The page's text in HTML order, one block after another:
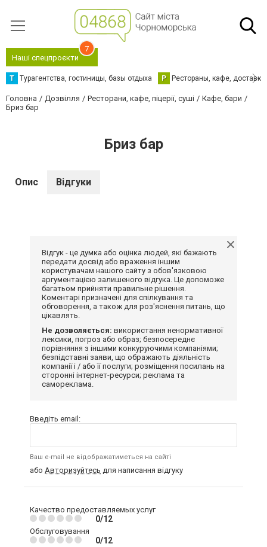
Наші спецпроєкти
7
Т Турагентства, гостиницы, базы отдыха Р Рестораны, кафе,
Головна Дозвілля Ресторани, кафе, піцерії, суші
Кафе, бари
Бриз бар
Бриз бар
Опис Відгуки
Відгук - це думка або оцінка людей, які бажають
передати досвід або враження іншим
користувачам нашого сайту з обов'язковою
аргументацією залишеного відгука. Це допоможе
багатьом прийняти правильне рішення.
Коментарі призначені для спілкування та
обговорення, а також для роз'яснення питань, що
цікавлять.
Не дозволяється: використання ненормативної
лексики, погроз або образ; безпосереднє
порівняння з іншими конкуруючими компаніями;
безпідставні заяви, що ображають діяльність
компанії і / або її послуги; розміщення посилань на
сторонні інтернет-ресурси; реклама та
самореклама.
Введіть email:
Ваш e-mail не відображатиметься на сайті
або Авторизуйтесь для написання відгуку
Качество предоставляемых услуг
0/12
Обслуговування
0/12